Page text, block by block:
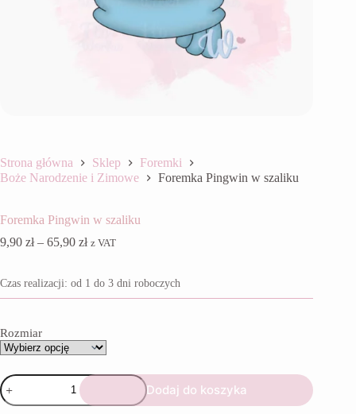
Strona główna Sklep
Foremki
Boże Narodzenie i Zimowe
Foremka Pingwin w szaliku
Foremka Pingwin w szaliku
9,90 zł – 65,90 złZakres
9,90 zł
do
z VAT
Czas realizacji: od 1 do 3 dni roboczych
Rozmiar
ilość
Foremka
Pingwin
Dodaj do koszyka